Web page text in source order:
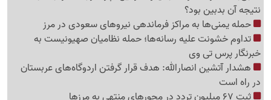
نتیجه آن بدبین بود؟
حمله یمنی‌ها به مراکز فرماندهی نیروهای سعودی در مرز
تداوم خشونت علیه رسانه‌ها؛ حمله نظامیان صهیونیست به
خبرنگار پرس تی وی
هشدار آتشین انصارالله: هدف قرار گرفتن اردوگاه‌های عربستان
در راه است
ثبت 67 میلیون تردد در محورهای منتهی به مرزها